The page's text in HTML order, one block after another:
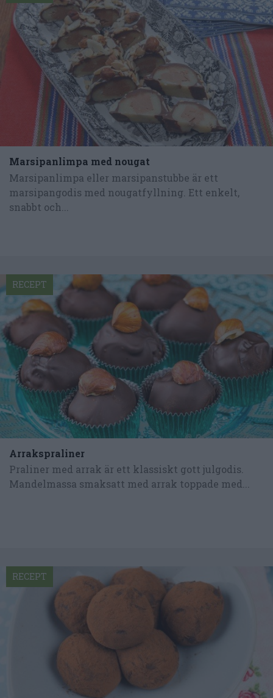
Marsipanlimpa med nougat
Marsipanlimpa eller marsipanstubbe är ett
marsipangodis med nougatfyllning. Ett enkelt,
snabbt och...
Arrakspraliner
Praliner med arrak är ett klassiskt gott julgodis.
Mandelmassa smaksatt med arrak toppade med...
RECEPT
RECEPT